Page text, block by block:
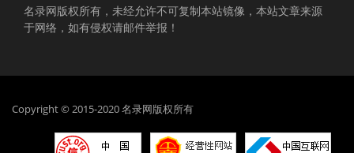
名录网版权所有，未经允许不可复制本站镜像，本站文章来源
于网络，如有侵权请邮件举报！
Copyright © 2015-2020 名录网版权所有